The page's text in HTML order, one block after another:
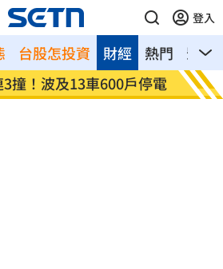
登入
台股怎投資 熱門 影音
財經
分 教頭透露其實抱病上
昆凌
況